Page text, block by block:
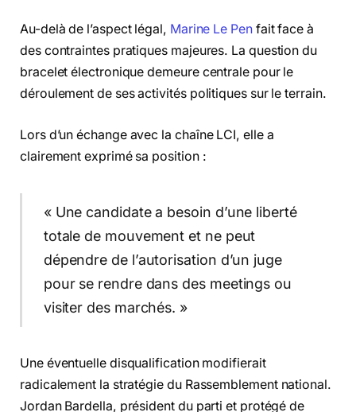
Au-delà de l’aspect légal, Marine Le Penfait face à
des contraintes pratiques majeures. La question du
bracelet électronique demeure centrale pour le
déroulement de ses activités politiques sur le terrain.
Lors d’un échange avec la chaîne LCI, elle a
clairement exprimé sa position :
« Une candidate a besoin d’une liberté
totale de mouvement et ne peut
dépendre de l’autorisation d’un juge
pour se rendre dans des meetings ou
visiter des marchés. »
Une éventuelle disqualification modifierait
radicalement la stratégie du Rassemblement national.
Jordan Bardella, président du parti et protégé de